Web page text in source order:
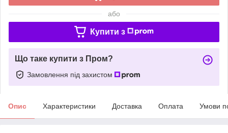
або
Купити з
Що таке купити з Пром?
Замовлення під захистом
Опис Характеристики Доставка Оплата Умови